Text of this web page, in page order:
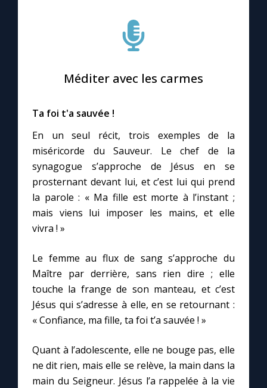
Méditer avec les carmes
Ta foi t'a sauvée !
En un seul récit, trois exemples de la
miséricorde du Sauveur. Le chef de la
synagogue s’approche de Jésus en se
prosternant devant lui, et c’est lui qui prend
la parole : « Ma fille est morte à l’instant ;
mais viens lui imposer les mains, et elle
vivra ! »
Le femme au flux de sang s’approche du
Maître par derrière, sans rien dire ; elle
touche la frange de son manteau, et c’est
Jésus qui s’adresse à elle, en se retournant :
« Confiance, ma fille, ta foi t’a sauvée ! »
Quant à l’adolescente, elle ne bouge pas, elle
ne dit rien, mais elle se relève, la main dans la
main du Seigneur. Jésus l’a rappelée à la vie